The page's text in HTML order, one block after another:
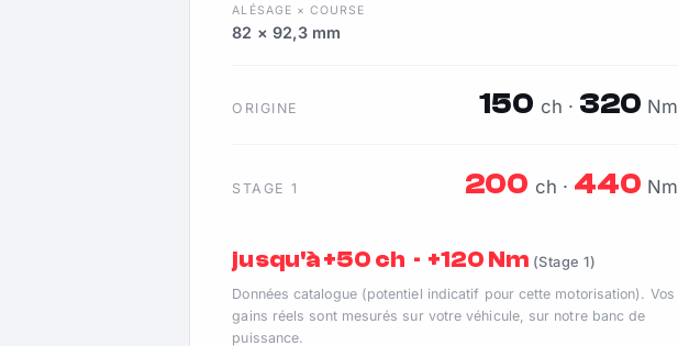
ALÉSAGE × COURSE
82 × 92,3 mm
ORIGINE 150 ch · 320 Nm
STAGE 1 200 ch · 440 Nm
jusqu'à +50 ch · +120 Nm (Stage 1)
Données catalogue (potentiel indicatif pour cette motorisation). Vos
gains réels sont mesurés sur votre véhicule, sur notre banc de
puissance.